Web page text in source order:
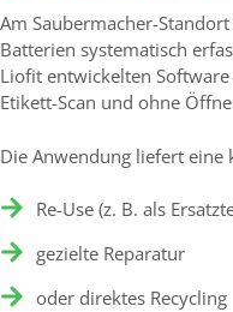
Am Saubermacher-
Batterien systematisch
Liofit entwickelten
Etikett-Scan und ohne
Die Anwendung liefert eine
Re-Use (z. B. als
gezielte Reparatur
oder direktes Recycling